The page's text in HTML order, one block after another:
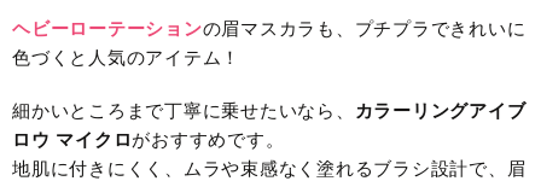
ヘビーローテーションの眉マスカラも、プチプラできれいに
色づくと人気のアイテム！
細かいところまで丁寧に乗せたいなら、
カラーリングアイブ
ロウ マイクロがおすすめです。
地肌に付きにくく、ムラや束感なく塗れるブラシ設計で、眉